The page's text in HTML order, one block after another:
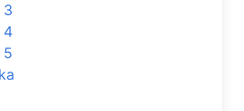
3
4
5